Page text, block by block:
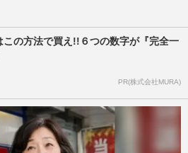
この方法で買え!!６つの数字が『完全一
PR(株式会社MURA)